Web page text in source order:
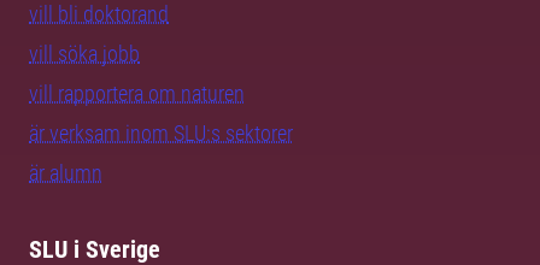
vill bli doktorand
vill söka jobb
vill rapportera om naturen
är verksam inom SLU:s sektorer
är alumn
SLU i Sverige